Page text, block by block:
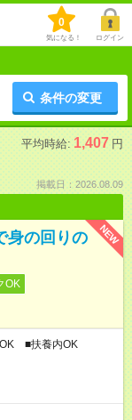
0
気になる！ ログイン
条件の変更
平均時給: 1,407 円
掲載日：2026.08.09
NEW
の回りの
OK
■扶養内OK